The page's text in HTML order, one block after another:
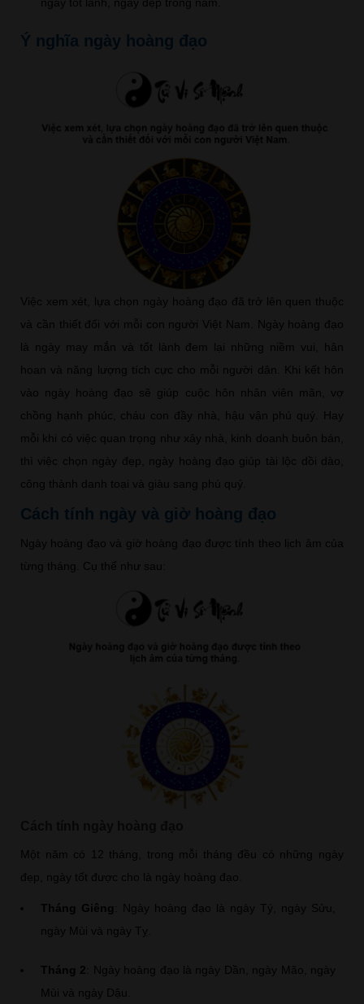
Ý nghĩa ngày hoàng đạo
Việc xem xét, lựa chọn ngày hoàng đạo đã trở lên quen thuộc
và cần thiết đối với mỗi con người Việt Nam. Ngày hoàng đạo
là ngày may mắn và tốt lành đem lại những niềm vui, hân
hoan và năng lượng tích cực cho mỗi người dân. Khi kết hôn
vào ngày hoàng đạo sẽ giúp cuộc hôn nhân viên mãn, vợ
chồng hạnh phúc, cháu con đầy nhà, hậu vận phú quý. Hay
mỗi khi có việc quan trọng như xây nhà, kinh doanh buôn bán,
thì việc chọn ngày đẹp, ngày hoàng đạo giúp tài lộc dồi dào,
công thành danh toại và giàu sang phú quý.
Cách tính ngày và giờ hoàng đạo
Ngày hoàng đạo và giờ hoàng đạo được tính theo lịch âm của
từng tháng. Cụ thể như sau:
Một năm có 12 tháng, trong mỗi tháng đều có những ngày
đẹp, ngày tốt được cho là ngày hoàng đạo.
Tháng Giêng
: Ngày hoàng đạo là ngày Tý, ngày Sửu,
ngày Mùi và ngày Tỵ.
Tháng 2 : Ngày hoàng đạo là ngày Dần, ngày Mão, ngày
Mùi và ngày Dậu.